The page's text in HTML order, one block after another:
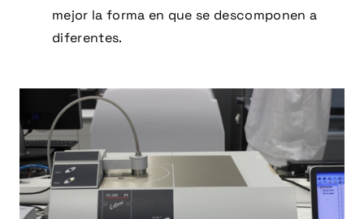
mejor la forma en que se descomponen a
diferentes.